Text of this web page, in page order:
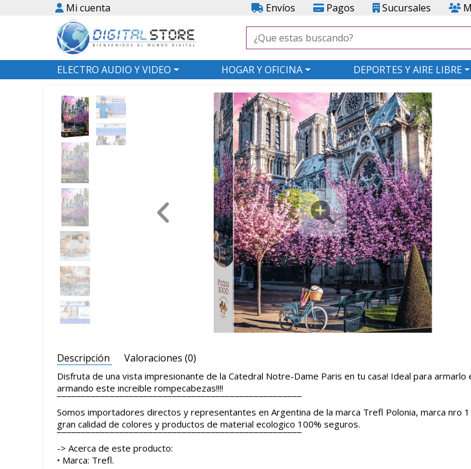
Mi cuenta Envíos Pagos Sucursales
ELECTRO AUDIO Y VIDEO HOGAR Y OFICINA DEPORTES Y AIRE LIBRE
Descripción Valoraciones (0)
Disfruta de una vista impresionante de la Catedral Notre-Dame Paris en tu casa! Ideal para
armando este increible rompecabezas!!!!
¯¯¯¯¯¯¯¯¯¯¯¯¯¯¯¯¯¯¯¯¯¯¯¯¯¯¯¯¯¯¯¯¯¯¯¯¯¯¯¯¯¯¯¯¯¯¯¯¯¯¯
Somos importadores directos y representantes en Argentina de la marca Trefl Polonia, marca nro
gran calidad de colores y productos de material ecologico 100% seguros.
¯¯¯¯¯¯¯¯¯¯¯¯¯¯¯¯¯¯¯¯¯¯¯¯¯¯¯¯¯¯¯¯¯¯¯¯¯¯¯¯¯¯¯¯¯¯¯¯¯¯¯
-> Acerca de este producto:
• Marca: Trefl.